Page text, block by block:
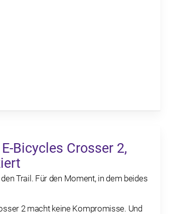
Bicycles Crosser 2,
Trail. Für den Moment, in dem beides
2 macht keine Kompromisse. Und